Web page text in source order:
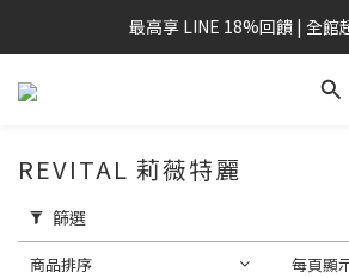
最高享 LINE 18%回饋 | 全館
REVITAL 莉薇特麗
篩選
商品排序 每頁顯